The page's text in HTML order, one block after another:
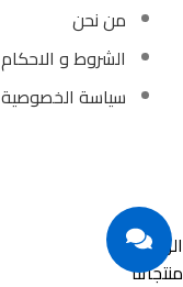
من نحن
الشروط و الاحكام
سياسة الخصوصية
الرئيسية
منتجاتنا